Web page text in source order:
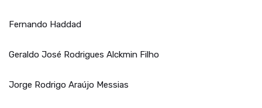
Fernando Haddad
Geraldo José Rodrigues Alckmin Filho
Jorge Rodrigo Araújo Messias